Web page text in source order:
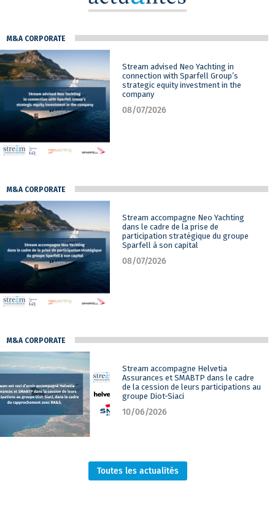
M&A CORPORATE
Stream advised Neo Yachting in
connection with Sparfell Group’s
strategic equity investment in the
company
08/07/2026
M&A CORPORATE
Stream accompagne Neo Yachting
dans le cadre de la prise de
participation stratégique du groupe
Sparfell à son capital
08/07/2026
M&A CORPORATE
Stream accompagne Helvetia
Assurances et SMABTP dans le cadre
de la cession de leurs participations au
groupe Diot-Siaci
10/06/2026
Toutes les actualités